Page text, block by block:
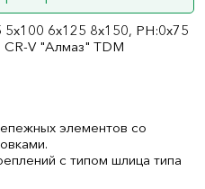
5х100 6х125 8х150, PH:0х75
V "Алмаз" TDM
элементов со
с типом шлица типа